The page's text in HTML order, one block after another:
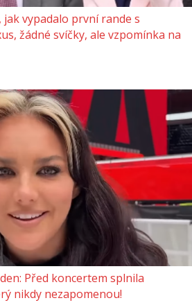
jak vypadalo první rande s
žádné svíčky, ale vzpomínka na
Před koncertem splnila
nikdy nezapomenou!